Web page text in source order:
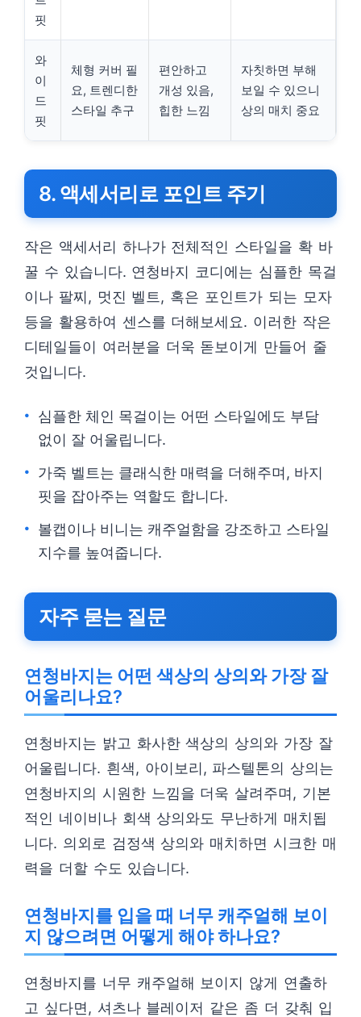
핏
와
이
드
핏
체형 커버 필
요, 트렌디한
스타일 추구
편안하고
개성 있음,
힙한 느낌
자칫하면 부해
보일 수 있으니
상의 매치 중요
8. 액세서리로 포인트 주기
작은 액세서리 하나가 전체적인 스타일을 확 바
꿀 수 있습니다. 연청바지 코디에는 심플한 목걸
이나 팔찌, 멋진 벨트, 혹은 포인트가 되는 모자
등을 활용하여 센스를 더해보세요. 이러한 작은
디테일들이 여러분을 더욱 돋보이게 만들어 줄
것입니다.
심플한 체인 목걸이는 어떤 스타일에도 부담
없이 잘 어울립니다.
가죽 벨트는 클래식한 매력을 더해주며, 바지
핏을 잡아주는 역할도 합니다.
볼캡이나 비니는 캐주얼함을 강조하고 스타일
지수를 높여줍니다.
자주 묻는 질문
연청바지는 어떤 색상의 상의와 가장 잘
어울리나요?
연청바지는 밝고 화사한 색상의 상의와 가장 잘
어울립니다. 흰색, 아이보리, 파스텔톤의 상의는
연청바지의 시원한 느낌을 더욱 살려주며, 기본
적인 네이비나 회색 상의와도 무난하게 매치됩
니다. 의외로 검정색 상의와 매치하면 시크한 매
력을 더할 수도 있습니다.
연청바지를 입을 때 너무 캐주얼해 보이
지 않으려면 어떻게 해야 하나요?
연청바지를 너무 캐주얼해 보이지 않게 연출하
고 싶다면, 셔츠나 블레이저 같은 좀 더 갖춰 입